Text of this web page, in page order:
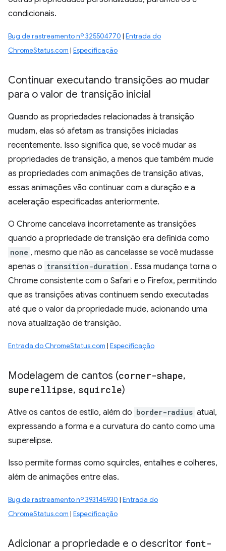
condicionais.
Bug de rastreamento nº 325504770 | Entrada do
ChromeStatus.com | Especificação
Continuar executando transições ao mudar
para o valor de transição inicial
Quando as propriedades relacionadas à transição
mudam, elas só afetam as transições iniciadas
recentemente. Isso significa que, se você mudar as
propriedades de transição, a menos que também mude
as propriedades com animações de transição ativas,
essas animações vão continuar com a duração e a
aceleração especificadas anteriormente.
O Chrome cancelava incorretamente as transições
quando a propriedade de transição era definida como
none , mesmo que não as cancelasse se você mudasse
apenas o transition-duration . Essa mudança torna o
Chrome consistente com o Safari e o Firefox, permitindo
que as transições ativas continuem sendo executadas
até que o valor da propriedade mude, acionando uma
nova atualização de transição.
Entrada do ChromeStatus.com | Especificação
Modelagem de cantos (corner-shape,
superellipse, squircle)
Ative os cantos de estilo, além do border-radius atual,
expressando a forma e a curvatura do canto como uma
superelipse.
Isso permite formas como squircles, entalhes e colheres,
além de animações entre elas.
Bug de rastreamento nº 393145930 | Entrada do
ChromeStatus.com | Especificação
Adicionar a propriedade e o descritor font-